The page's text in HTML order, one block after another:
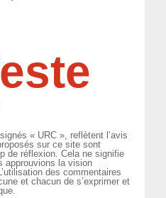
« URC », reflètent l’avis
sur ce site sont
de réflexion. Cela ne signifie
approuvions la vision
des commentaires
et chacun de s’exprimer et